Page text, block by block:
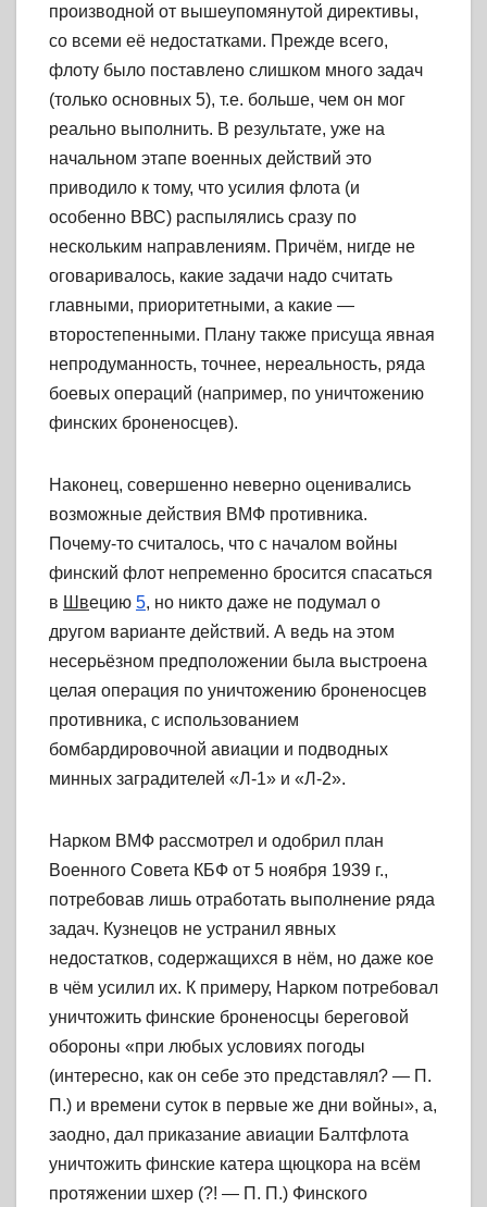
производной от вышеупомянутой директивы,
со всеми её недостатками. Прежде всего,
флоту было поставлено слишком много задач
(только основных 5), т.е. больше, чем он мог
реально выполнить. В результате, уже на
начальном этапе военных действий это
приводило к тому, что усилия флота (и
особенно ВВС) распылялись сразу по
нескольким направлениям. Причём, нигде не
оговаривалось, какие задачи надо считать
главными, приоритетными, а какие —
второстепенными. Плану также присуща явная
непродуманность, точнее, нереальность, ряда
боевых операций (например, по уничтожению
финских броненосцев).
Наконец, совершенно неверно оценивались
возможные действия ВМФ противника.
Почему-то считалось, что с началом войны
финский флот непременно бросится спасаться
в Швецию 5, но никто даже не подумал о
другом варианте действий. А ведь на этом
несерьёзном предположении была выстроена
целая операция по уничтожению броненосцев
противника, с использованием
бомбардировочной авиации и подводных
минных заградителей «Л-1» и «Л-2».
Нарком ВМФ рассмотрел и одобрил план
Военного Совета КБФ от 5 ноября 1939 г.,
потребовав лишь отработать выполнение ряда
задач. Кузнецов не устранил явных
недостатков, содержащихся в нём, но даже кое
в чём усилил их. К примеру, Нарком потребовал
уничтожить финские броненосцы береговой
обороны «при любых условиях погоды
(интересно, как он себе это представлял? — П.
П.) и времени суток в первые же дни войны», а,
заодно, дал приказание авиации Балтфлота
уничтожить финские катера щюцкора на всём
протяжении шхер (?! — П. П.) Финского